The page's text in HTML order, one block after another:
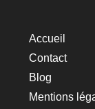
Accueil
Contact
Blog
Mentions